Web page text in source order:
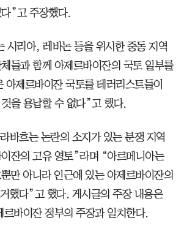
”고 주장했다.
시리아, 레바논 등을 위시한 중동 지역
들과 함께 아제르바이잔의 국토 일부를
제르바이잔 국토를 테러리스트들이
을 용납할 수 없다”고 했다.
바흐는 논란의 소지가 있는 분쟁 지역
잔의 고유 영토”라며 “아르메니아는
만 아니라 인근에 있는 아제르바이잔의
했다”고 했다. 게시글의 주장 내용은
르바이잔 정부의 주장과 일치한다.